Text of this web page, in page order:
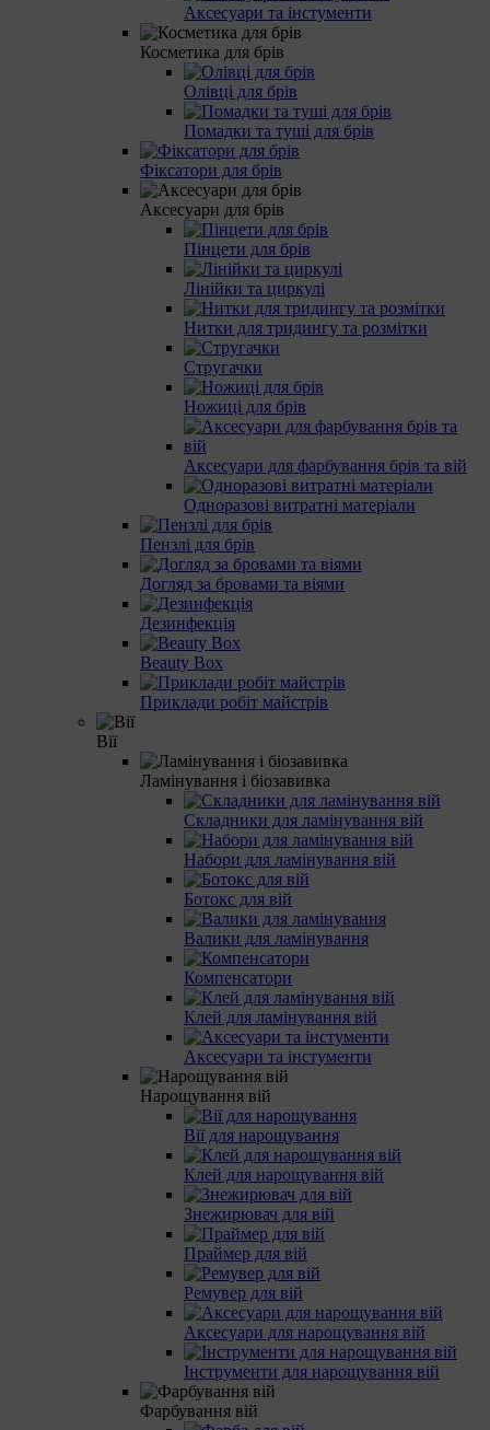
Аксесуари та інстументи
Косметика для брів
Олівці для брів
Помадки та туші для брів
Фіксатори для брів
Аксесуари для брів
Пінцети для брів
Лінійки та циркулі
Нитки для тридингу та розмітки
Стругачки
Ножиці для брів
Аксесуари для фарбування брів та вій
Одноразові витратні матеріали
Пензлі для брів
Догляд за бровами та віями
Дезинфекція
Beauty Box
Приклади робіт майстрів
Вії
Ламінування і біозавивка
Складники для ламінування вій
Набори для ламінування вій
Ботокс для вій
Валики для ламінування
Компенсатори
Клей для ламінування вій
Аксесуари та інстументи
Нарощування вій
Вії для нарощування
Клей для нарощування вій
Знежирювач для вій
Праймер для вій
Ремувер для вій
Аксесуари для нарощування вій
Інструменти для нарощування вій
Фарбування вій